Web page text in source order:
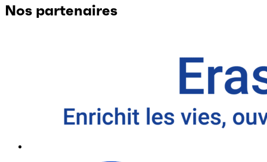
Nos partenaires